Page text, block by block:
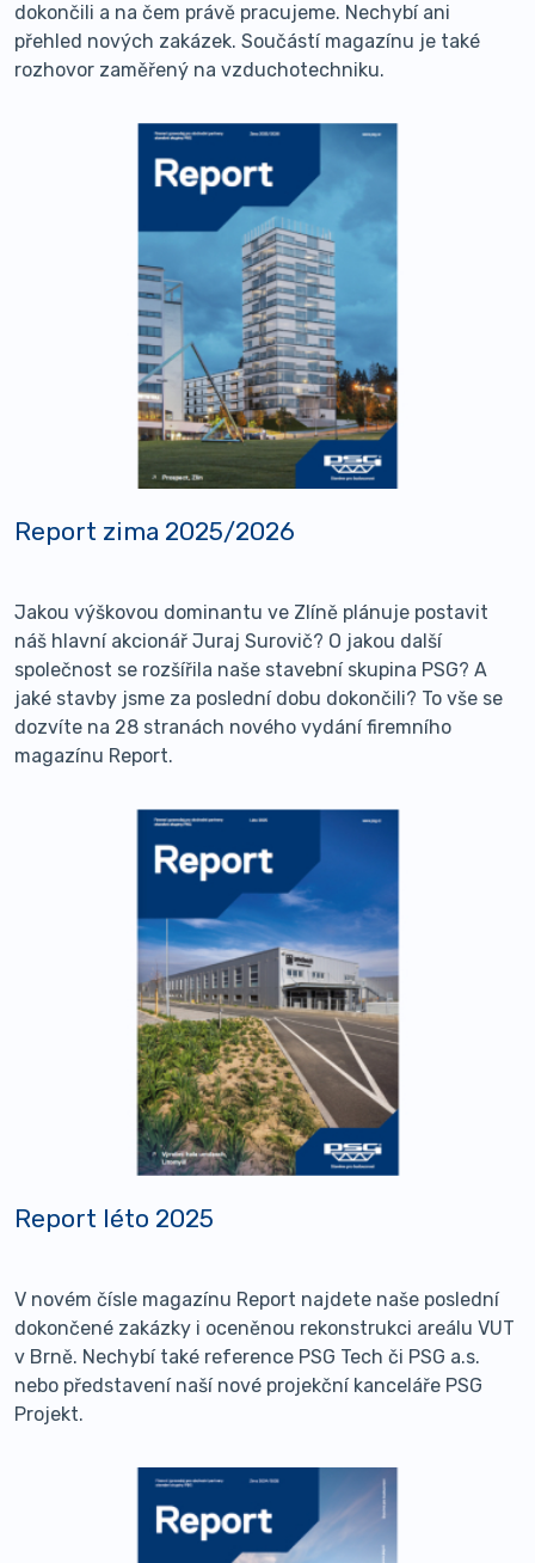
dokončili a na čem právě pracujeme. Nechybí ani
přehled nových zakázek. Součástí magazínu je také
rozhovor zaměřený na vzduchotechniku.
Report zima 2025/2026
Jakou výškovou dominantu ve Zlíně plánuje postavit
náš hlavní akcionář Juraj Surovič? O jakou další
společnost se rozšířila naše stavební skupina PSG? A
jaké stavby jsme za poslední dobu dokončili? To vše se
dozvíte na 28 stranách nového vydání firemního
magazínu Report.
Report léto 2025
V novém čísle magazínu Report najdete naše poslední
dokončené zakázky i oceněnou rekonstrukci areálu VUT
v Brně. Nechybí také reference PSG Tech či PSG a.s.
nebo představení naší nové projekční kanceláře PSG
Projekt.